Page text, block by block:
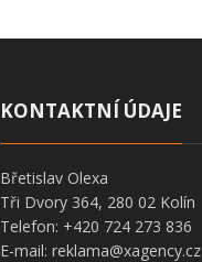
KONTAKTNÍ ÚDAJE
Břetislav Olexa
Tři Dvory 364, 280 02 Kolín
Telefon: +420 724 273 836
E-mail: reklama@xagency.cz